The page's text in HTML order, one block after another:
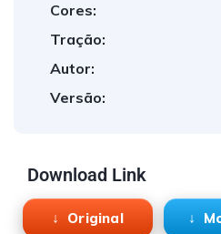
Cores:
Tração:
Autor:
Versão:
Download Link
Original